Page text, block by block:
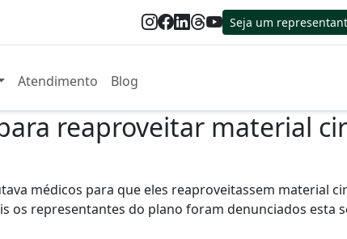
Seja um
Atendimento Blog
reaproveitar material
médicos para que eles reaproveitassem material
os representantes do plano foram denunciados esta